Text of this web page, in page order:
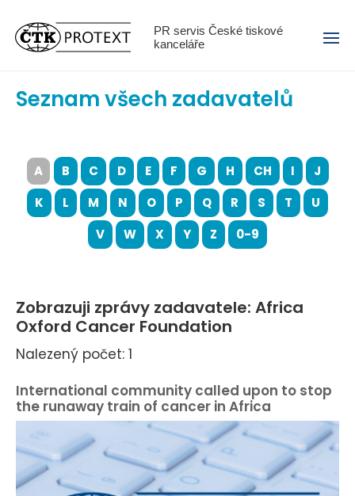
PR servis České tiskové
kanceláře
Menu
Seznam všech zadavatelů
A B C D E F G H CH I
J
K
L M N O P Q R S T
U
V
W X Y Z 0-9
Zobrazuji zprávy zadavatele: Africa
Oxford Cancer Foundation
Nalezený počet: 1
International community called upon to stop
the runaway train of cancer in Africa